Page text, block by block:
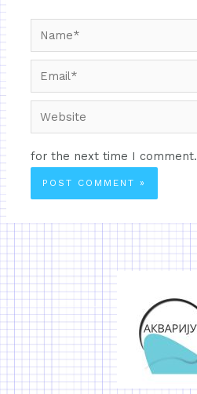
for the next time I comment.